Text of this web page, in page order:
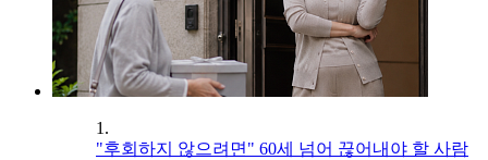
1.
"후회하지 않으려면" 60세 넘어 끊어내야 할 사람